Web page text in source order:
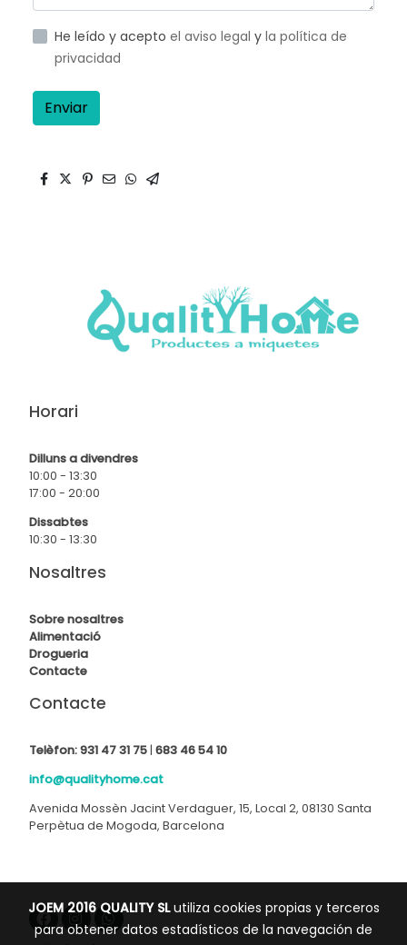
He leído y acepto el aviso legal y la política de
privacidad
Enviar
Horari
Dilluns a divendres
10:00 - 13:30
17:00 - 20:00
Dissabtes
10:30 - 13:30
Nosaltres
Sobre nosaltres
Alimentació
Drogueria
Contacte
Contacte
Telèfon:931 47 31 75 | 683 46 54 10
info@qualityhome.cat
Avenida Mossèn Jacint Verdaguer, 15, Local 2, 08130 Santa
Perpètua de Mogoda, Barcelona
JOEM 2016 QUALITY SLutiliza cookies propias y terceros
para obtener datos estadísticos de la navegación de